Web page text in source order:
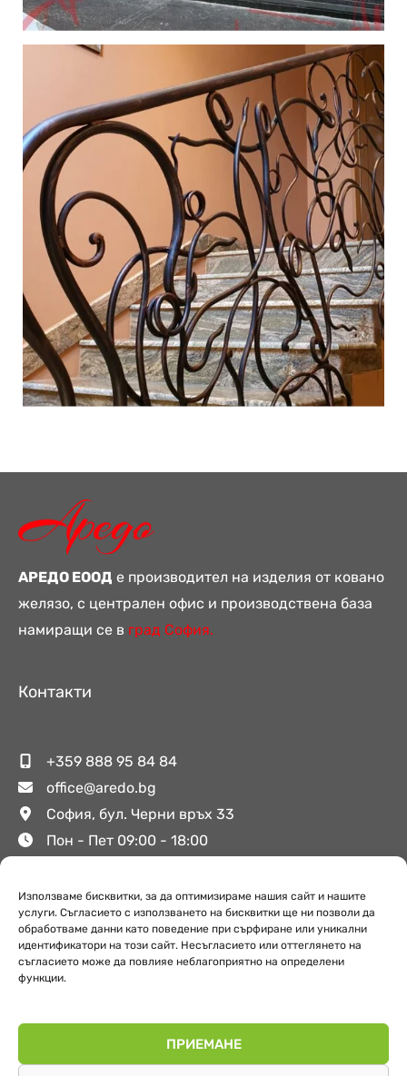
Използваме бисквитки, за да оптимизираме нашия сайт и нашите
услуги. Съгласието с използването на бисквитки ще ни позволи да
обработваме данни като поведение при сърфиране или уникални
идентификатори на този сайт. Несъгласието или оттеглянето на
съгласието може да повлияе неблагоприятно на определени
функции.
ПРИЕМАНЕ
АРЕДО ЕООД е производител на изделия от ковано
желязо, с централен офис и производствена база
намиращи се в град София.
Контакти
+359 888 95 84 84
office@aredo.bg
София, бул. Черни връх 33
Пон - Пет 09:00 - 18:00
Полезни връзки
За Аредо
Обекти